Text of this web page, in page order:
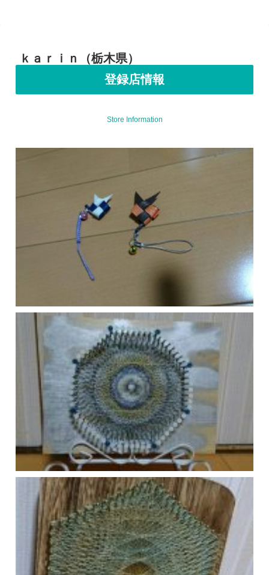
ｋａｒｉｎ（栃木県）
登録店情報
Store Information